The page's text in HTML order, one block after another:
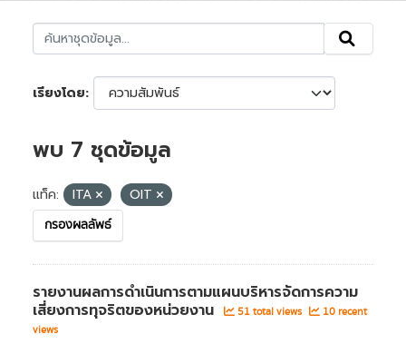
เรียงโดย
พบ 7 ชุดข้อมูล
แท็ค: ITA OIT
กรองผลลัพธ์
รายงานผลการดำเนินการตามแผนบริหารจัดการความ
เสี่ยงการทุจริตของหน่วยงาน
51 total views
10 recent
views